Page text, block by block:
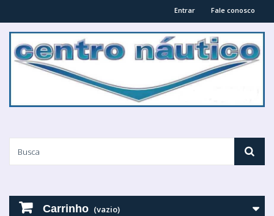
Fale conosco
Entrar
Carrinho (vazio)